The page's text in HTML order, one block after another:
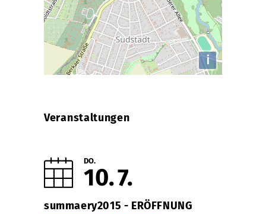
i
Veranstaltungen
DO.
10 7
summaery2015 - ERÖFFNUNG